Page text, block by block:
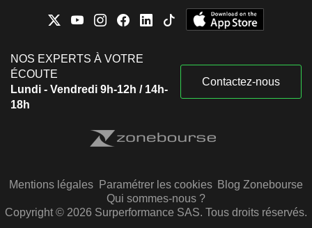
NOS EXPERTS À VOTRE
ÉCOUTE
Lundi - Vendredi 9h-12h / 14h-
18h
Contactez-nous
Mentions légales Paramétrer les cookies Blog Zonebourse
Qui sommes-nous ?
Copyright © 2026 Surperformance SAS. Tous droits réservés.